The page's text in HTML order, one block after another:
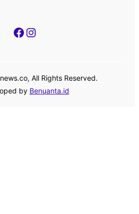
Facebook
Instagram
All Rights Reserved.
by Benuanta.id